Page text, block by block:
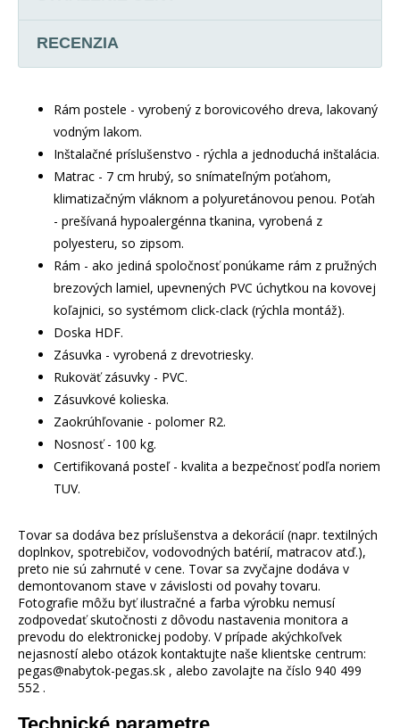
RECENZIA
Rám postele - vyrobený z borovicového dreva, lakovaný
vodným lakom.
Inštalačné príslušenstvo - rýchla a jednoduchá inštalácia.
Matrac - 7 cm hrubý, so snímateľným poťahom,
klimatizačným vláknom a polyuretánovou penou. Poťah
- prešívaná hypoalergénna tkanina, vyrobená z
polyesteru, so zipsom.
Rám - ako jediná spoločnosť ponúkame rám z pružných
brezových lamiel, upevnených PVC úchytkou na kovovej
koľajnici, so systémom click-clack (rýchla montáž).
Doska HDF.
Zásuvka - vyrobená z drevotriesky.
Rukoväť zásuvky - PVC.
Zásuvkové kolieska.
Zaokrúhľovanie - polomer R2.
Nosnosť - 100 kg.
Certifikovaná posteľ - kvalita a bezpečnosť podľa noriem
TUV.
Tovar sa dodáva bez príslušenstva a dekorácií (napr. textilných
doplnkov, spotrebičov, vodovodných batérií, matracov atď.),
preto nie sú zahrnuté v cene. Tovar sa zvyčajne dodáva v
demontovanom stave v závislosti od povahy tovaru.
Fotografie môžu byť ilustračné a farba výrobku nemusí
zodpovedať skutočnosti z dôvodu nastavenia monitora a
prevodu do elektronickej podoby. V prípade akýchkoľvek
nejasností alebo otázok kontaktujte naše klientske centrum:
pegas@nabytok-pegas.sk , alebo zavolajte na číslo 940 499
552 .